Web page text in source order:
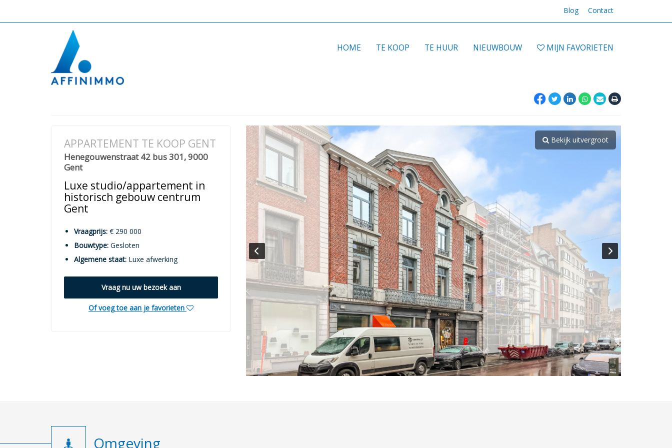
Blog Contact
HOME TE KOOP TE HUUR NIEUWBOUW MIJN FAVORIETEN
Bekijk uitvergroot
APPARTEMENT TE KOOP GENT
Henegouwenstraat 42 bus 301, 9000
Gent
Luxe studio/appartement in
historisch gebouw centrum
Gent
Vraagprijs: € 290 000
Bouwtype: Gesloten
Algemene staat: Luxe afwerking
Vraag nu uw bezoek aan
Of voeg toe aan je favorieten
Omgeving